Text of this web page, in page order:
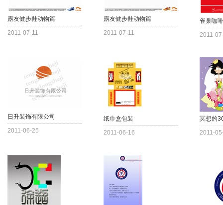
露友健步鞋动物篇
2011-07-11
露友健步鞋动物篇
2011-07-11
雀巢咖
2011-
日升装饰有限公司
2011-06-25
纸巾盒包装
2011-06-16
冥想的
2011-